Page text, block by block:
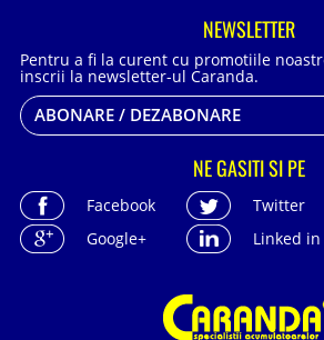
NEWSLETTER
Pentru a fi la curent cu promotiile
inscrii la newsletter-ul Caranda.
ABONARE / DEZABONARE
NE GASITI SI PE
Facebook
Twitter
Google+
Linked in